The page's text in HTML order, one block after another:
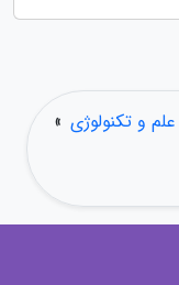
علم و تکنولوژی »